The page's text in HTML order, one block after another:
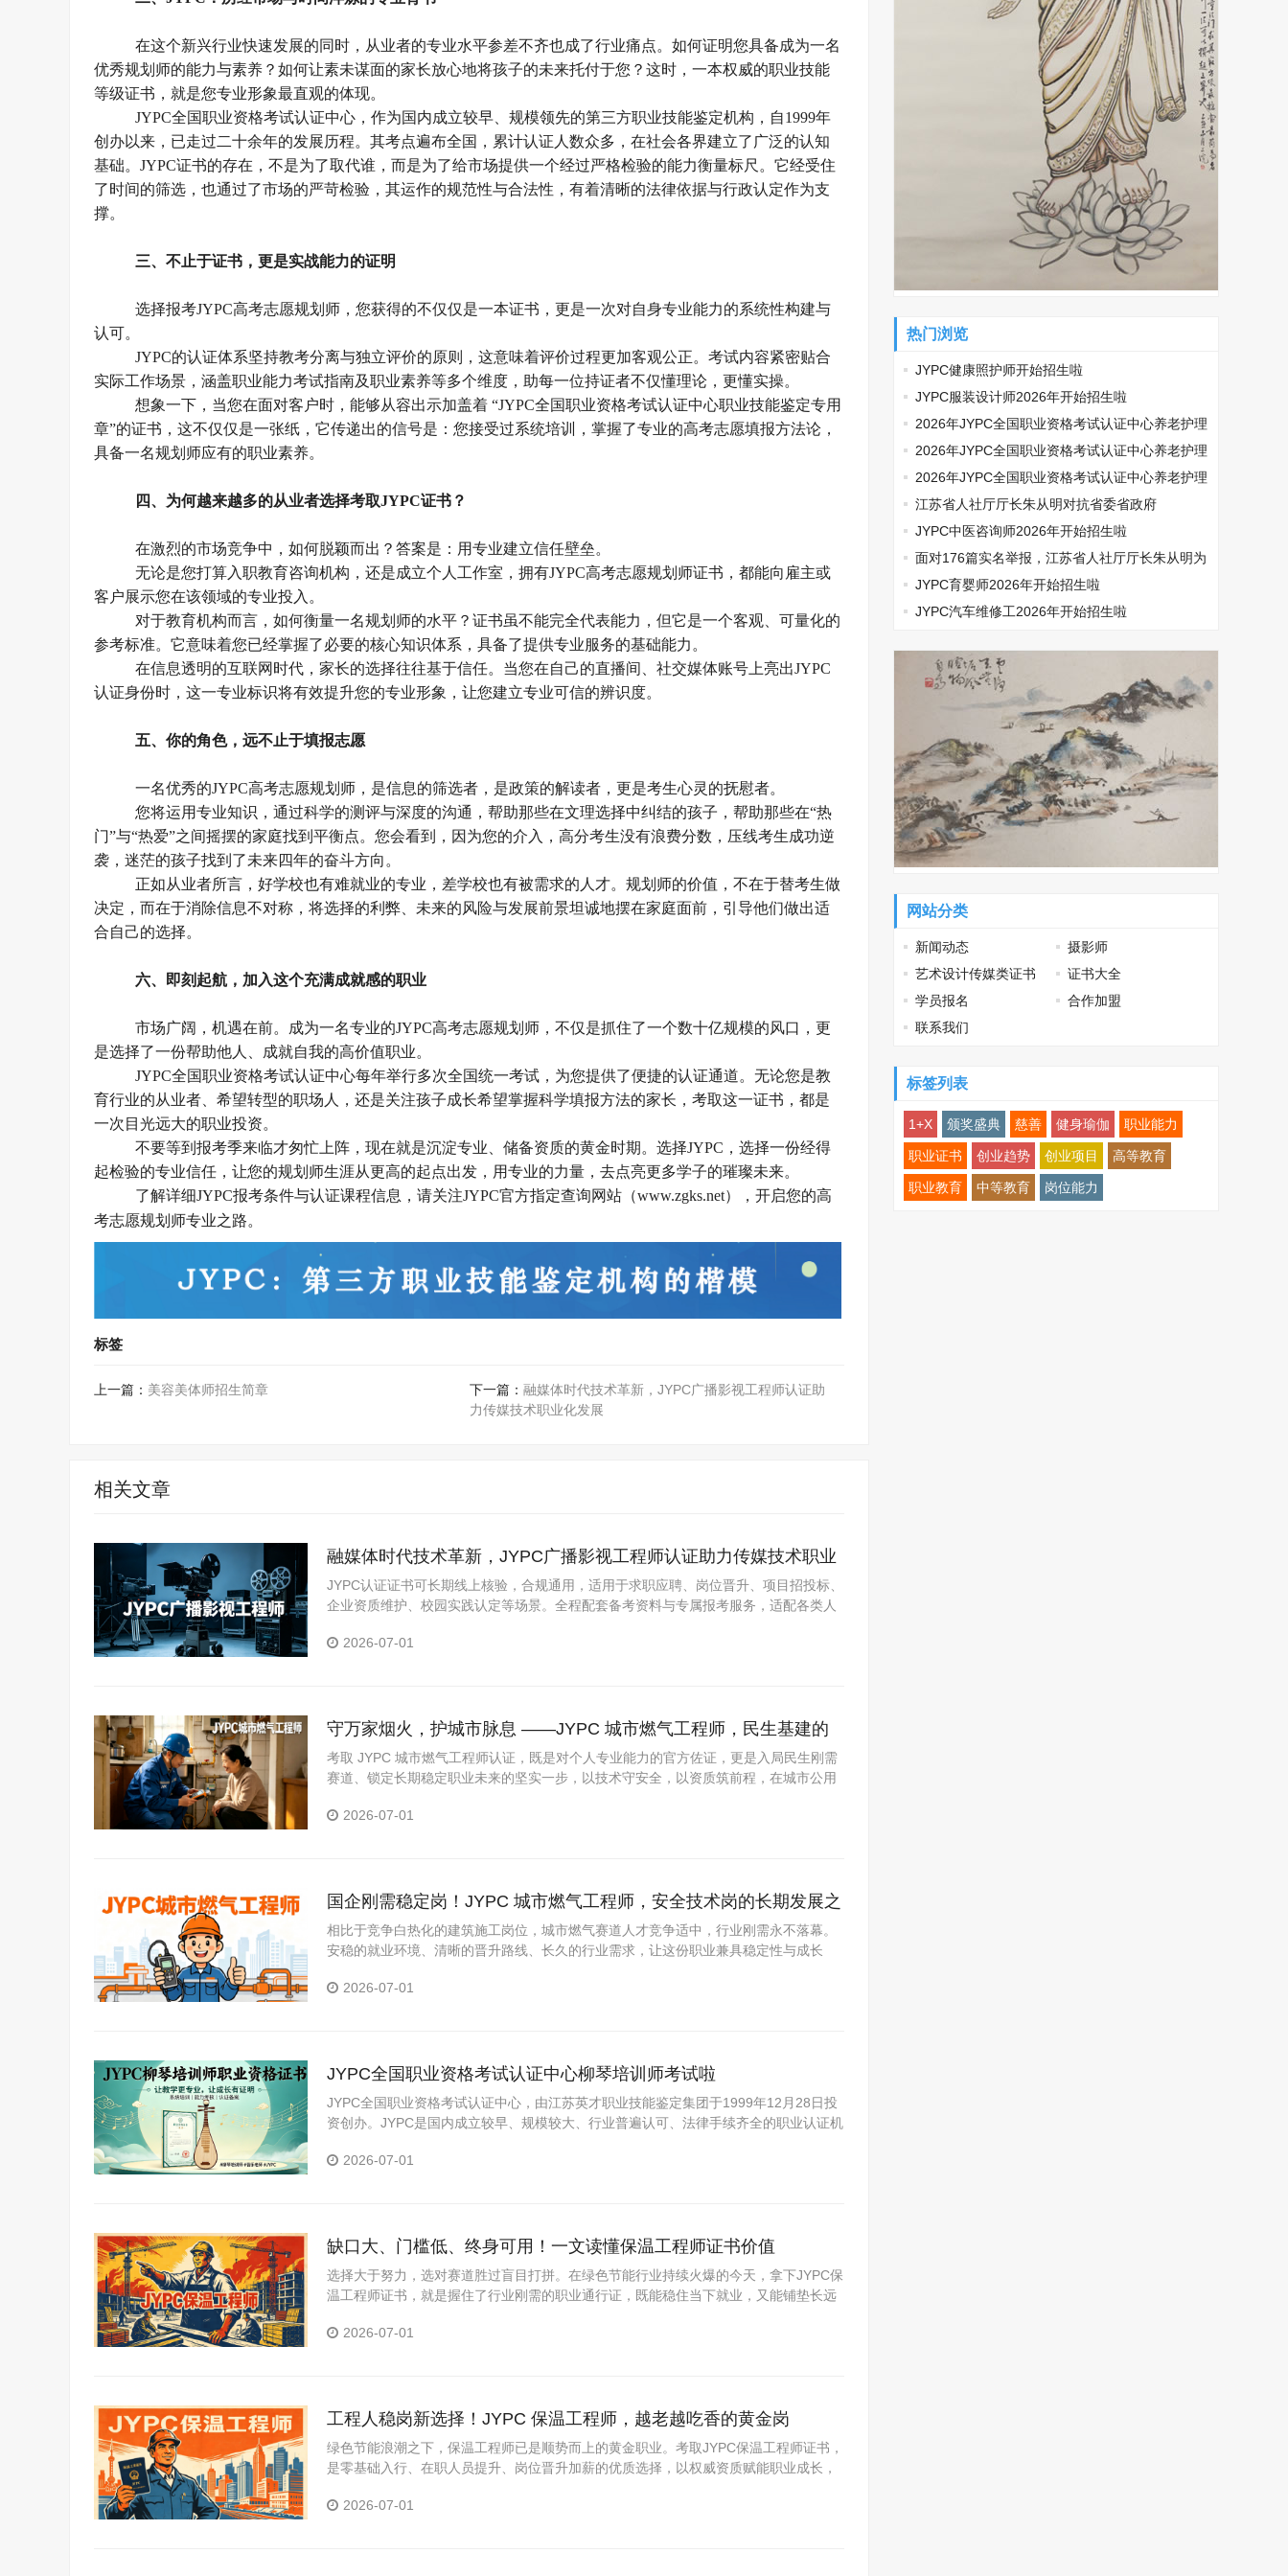
在这个新兴行业快速发展的同时，从业者的专业水平参差不齐也成了行业痛点。如何证明您具备成为一名
优秀规划师的能力与素养？如何让素未谋面的家长放心地将孩子的未来托付于您？这时，一本权威的职业技能
等级证书，就是您专业形象最直观的体现。
JYPC全国职业资格考试认证中心，作为国内成立较早、规模领先的第三方职业技能鉴定机构，自1999年
创办以来，已走过二十余年的发展历程。其考点遍布全国，累计认证人数众多，在社会各界建立了广泛的认知
基础。JYPC证书的存在，不是为了取代谁，而是为了给市场提供一个经过严格检验的能力衡量标尺。它经受住
了时间的筛选，也通过了市场的严苛检验，其运作的规范性与合法性，有着清晰的法律依据与行政认定作为支
撑。
三、 不止于证书，更是实战能力的证明
选择报考JYPC高考志愿规划师，您获得的不仅仅是一本证书，更是一次对自身专业能力的系统性构建与
认可。
JYPC的认证体系坚持教考分离与独立评价的原则，这意味着评价过程更加客观公正。考试内容紧密贴合
实际工作场景，涵盖职业能力考试指南及职业素养等多个维度， 助每一位持证者不仅懂理论，更懂实操。
想象一下，当您在面对客户时，能够从容出示加盖着 “JYPC全国职业资格考试认证中心职业技能鉴定专用
章”的证书，这不仅仅是一张纸，它传递出的信号是：您接受过系统培训，掌握了专业的高考志愿填报方法论，
具备一名规划师应有的职业素养。
四、 为何越来越多的从业者选择考取JYPC证书？
在激烈的市场竞争中，如何脱颖而出？答案是：用专业建立信任壁垒。
无论是您打算入职教育咨询机构，还是成立个人工作室，拥有JYPC高考志愿规划师证书，都能向雇主或
客户展示您在该领域的专业投入。
对于教育机构而言，如何衡量一名规划师的水平？证书虽不能完全代表能力，但它是一个客观、可量化的
参考标准。它意味着您已经掌握了必要的核心知识体系，具备了提供专业服务的基础能力。
在信息透明的互联网时代，家长的选择往往基于信任。当您在自己的直播间、社交媒体账号上亮出JYPC
认证身份时，这一专业标识将有效提升您的专业形象，让您建立专业可信的辨识度。
五、 你的角色，远不止于填报志愿
一名优秀的JYPC高考志愿规划师，是信息的筛选者，是政策的解读者，更是考生心灵的抚慰者。
您将运用专业知识，通过科学的测评与深度的沟通，帮助那些在文理选择中纠结的孩子，帮助那些在“热
门”与“热爱”之间摇摆的家庭找到平衡点。您会看到，因为您的介入，高分考生没有浪费分数，压线考生成功逆
袭 ， 迷茫的孩子找到了未来四年的奋斗方向。
正如从业者所言，好学校也有难就业的专业，差学校也有被需求的人才。规划师的价值，不在于替考生做
决定，而在于消除信息不对称，将选择的利弊、未来的风险与发展前景坦诚地摆在家庭面前，引导他们做出适
合自己的选择。
六、 即刻起航，加入这个充满成就感的职业
市场广阔，机遇在前。成为一名专业的JYPC高考志愿规划师，不仅是抓住了一个数十亿规模的风口，更
是选择了一份帮助他人、成就自我的高价值职业。
JYPC全国职业资格考试认证中心每年举行多次全国统一考试，为您提供了便捷的认证通道。无论您是教
育行业的从业者、希望转型的职场人，还是关注孩子成长希望掌握科学填报方法的家长，考取这一证书，都是
一次 目光远大的职业投资。
不要等到报考季来临才匆忙上阵，现在就是沉淀专业、储备资质的黄金时期。选择JYPC，选择一份经得
起检验的专业信任，让您的规划师生涯从更高的起点出发，用专业的力量，去点亮更多学子的璀璨未来。
了解详细JYPC报考条件与认证课程信息，请关注JYPC官方指定查询网站（www.zgks.net），开启您的高
考志愿规划师专业之路。
标签
上一篇： 美容美体师招生简章 下一篇： 融媒体时代技术革新，JYPC广播影视工程师认证助
力传媒技术职业化发展
相关文章
融媒体时代技术革新，JYPC广播影视工程师认证助力传媒技术职业
化发展
JYPC认证证书可长期线上核验，合规通用，适用于求职应聘、岗位晋升、项目招投标、
企业资质维护、校园实践认定等场景。全程配套备考资料与专属报考服务，适配各类人
2026-07-01
守万家烟火，护城市脉息 ——JYPC 城市燃气工程师，民生基建的
安全守门人
考取 JYPC 城市燃气工程师认证，既是对个人专业能力的官方佐证，更是入局民生刚需
赛道、锁定长期稳定职业未来的坚实一步，以技术守安全，以资质筑前程，在城市公用
2026-07-01
国企刚需稳定岗！JYPC 城市燃气工程师，安全技术岗的长期发展之
路
相比于竞争白热化的建筑施工岗位，城市燃气赛道人才竞争适中，行业刚需永不落幕。
安稳的就业环境、清晰的晋升路线、长久的行业需求，让这份职业兼具稳定性与成长
2026-07-01
JYPC全国职业资格考试认证中心柳琴培训师考试啦
JYPC全国职业资格考试认证中心，由江苏英才职业技能鉴定集团于1999年12月28日投
资创办。JYPC是国内成立较早、规模较大、行业普遍认可、法律手续齐全的职业认证机
2026-07-01
缺口大、门槛低、终身可用！一文读懂保温工程师证书价值
选择大于努力，选对赛道胜过盲目打拼。在绿色节能行业持续火爆的今天，拿下JYPC保
温工程师证书，就是握住了行业刚需的职业通行证，既能稳住当下就业，又能铺垫长远
2026-07-01
工程人稳岗新选择！JYPC 保温工程师，越老越吃香的黄金岗
绿色节能浪潮之下，保温工程师已是顺势而上的黄金职业。考取JYPC保温工程师证书，
是零基础入行、在职人员提升、岗位晋升加薪的优质选择，以权威资质赋能职业成长，
2026-07-01
热门浏览
JYPC健康照护师开始招生啦
JYPC服装设计师2026年开始招生啦
2026年JYPC全国职业资格考试认证中心养老护理
师开始报名啦
2026年JYPC全国职业资格考试认证中心养老护理
师开始报名啦
2026年JYPC全国职业资格考试认证中心养老护理
师开始报名啦
江苏省人社厅厅长朱从明对抗省委省政府
JYPC中医咨询师2026年开始招生啦
面对176篇实名举报，江苏省人社厅厅长朱从明为
何选择沉默
JYPC育婴师2026年开始招生啦
JYPC汽车维修工2026年开始招生啦
网站分类
新闻动态
摄影师
艺术设计传媒类证书
证书大全
学员报名
合作加盟
联系我们
标签列表
1+X 颁奖盛典 慈善 健身瑜伽 职业能力
职业证书 创业趋势 创业项目 高等教育
职业教育 中等教育 岗位能力